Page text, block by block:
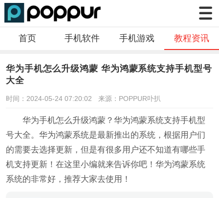
首页 手机软件 手机游戏 教程资讯
华为手机怎么升级鸿蒙 华为鸿蒙系统支持手机型号
大全
时间：2024-05-24 07:20:02 来源：POPPUR卟扒
华为手机怎么升级鸿蒙？华为鸿蒙系统支持手机型
号大全。华为鸿蒙系统是最新推出的系统，根据用户们
的需要去选择更新，但是有很多用户还不知道有哪些手
机支持更新！在这里小编就来告诉你吧！华为鸿蒙系统
系统的非常好，推荐大家去使用！